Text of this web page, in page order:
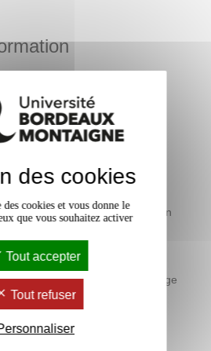
Master
Mention
Bordeaux et agglomération
Formation initiale
Formation en apprentissage
RNCP41502
des cookies
cookies et vous donne le
que vous souhaitez activer
Tout accepter
Tout refuser